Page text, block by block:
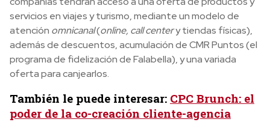
servicios en viajes y turismo, mediante un modelo de
atención omnicanal(online, call centery tiendas físicas),
además de descuentos, acumulación de CMR Puntos (el
programa de fidelización de Falabella), y una variada
oferta para canjearlos.
También le puede interesar: CPC Brunch: el
poder de la co-creación cliente-agencia